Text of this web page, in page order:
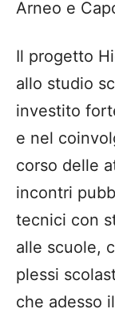
Arneo e
Il progetto
allo studio
investito
e nel
corso delle
incontri
tecnici con
alle scuole,
plessi
che adesso